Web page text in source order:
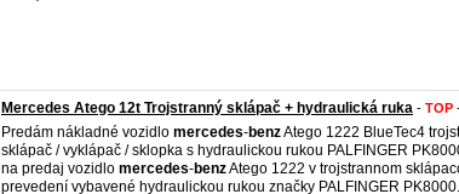
Mercedes Atego 12t Trojstranný sklápač + hydraulická ruka - TOP
Predám nákladné vozidlo mercedes-benzAtego 1222 BlueTec4
sklápač / vyklápač / sklopka s hydraulickou rukou PALFINGER
na predaj vozidlo mercedes-benzAtego 1222 v trojstrannom
prevedení vybavené hydraulickou rukou značky PALFINGER